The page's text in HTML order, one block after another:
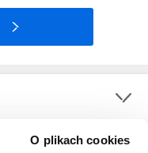
O plikach cookies